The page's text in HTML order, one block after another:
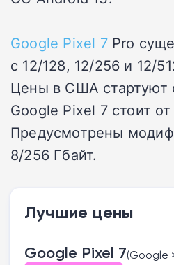
Google Pixel 7Pro
с 12/128, 12/256 и 12/
Цены в США стартуют
Google Pixel 7 стоит
Предусмотрены
8/256 Гбайт.
Лучшие цены
Google Pixel 7(Google